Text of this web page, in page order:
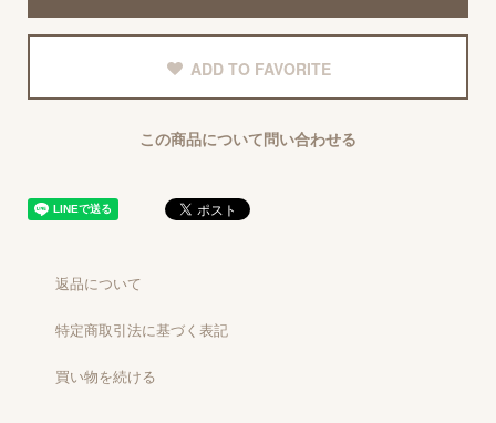
ADD TO FAVORITE
この商品について問い合わせる
返品について
特定商取引法に基づく表記
買い物を続ける